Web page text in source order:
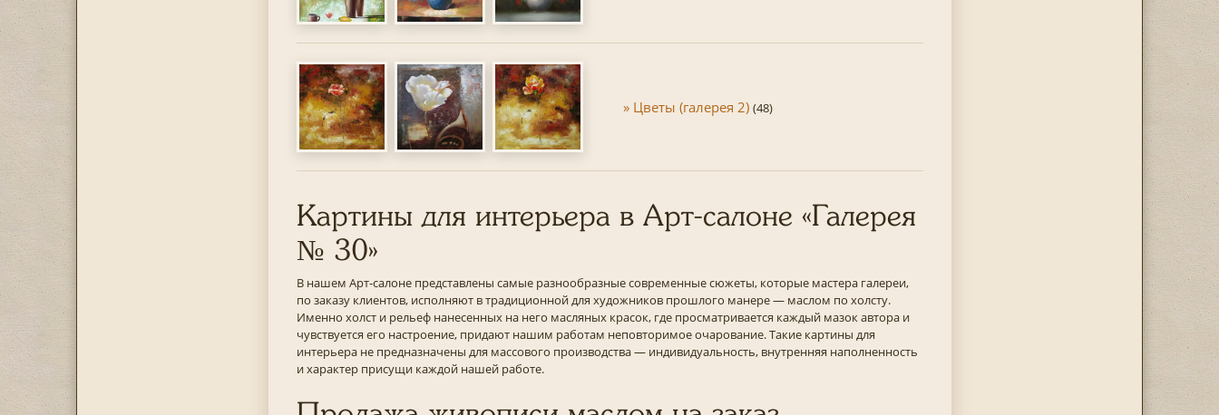
» Цветы (галерея 2) (48)
Картины для интерьера в Арт-салоне «Галерея
№ 30»
В нашем Арт-салоне представлены самые разнообразные современные сюжеты, которые мастера галереи,
по заказу клиентов, исполняют в традиционной для художников прошлого манере — маслом по холсту.
Именно холст и рельеф нанесенных на него масляных красок, где просматривается каждый мазок автора и
чувствуется его настроение, придают нашим работам неповторимое очарование. Такие картины для
интерьера не предназначены для массового производства — индивидуальность, внутренняя наполненность
и характер присущи каждой нашей работе.